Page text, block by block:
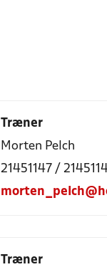
Træner
Morten Pelch
21451147 /
Træner